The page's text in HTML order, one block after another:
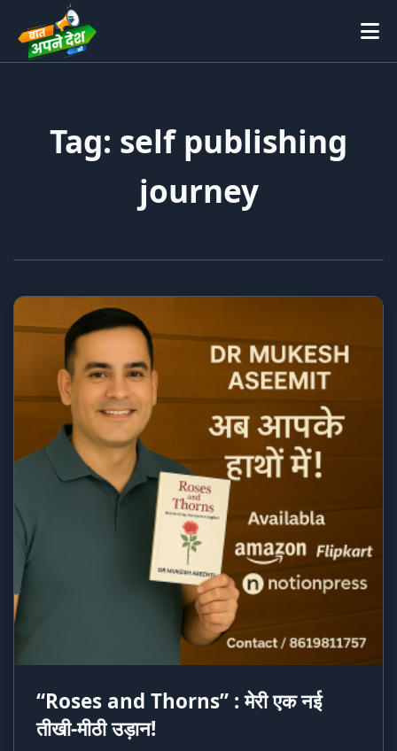
Tag: self publishing
journey
“Roses and Thorns” : मेरी एक नई
तीखी-मीठी उड़ान!